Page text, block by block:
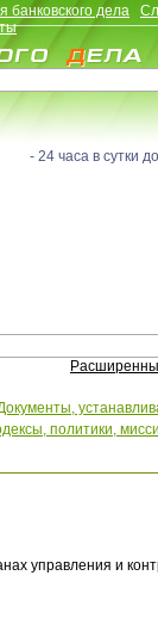
банковского дела
часа в сутки
политики,
управления и